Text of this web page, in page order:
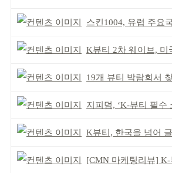
스킨1004, 유럽 주요국 오
K뷰티 2차 웨이브, 미
19개 뷰티 박람회서 찾은
지피덤, ‘K-뷰티 필수 쇼
K뷰티, 한국을 넘어
[CMN 마케팅리뷰] K-뷰티, 수출 호황